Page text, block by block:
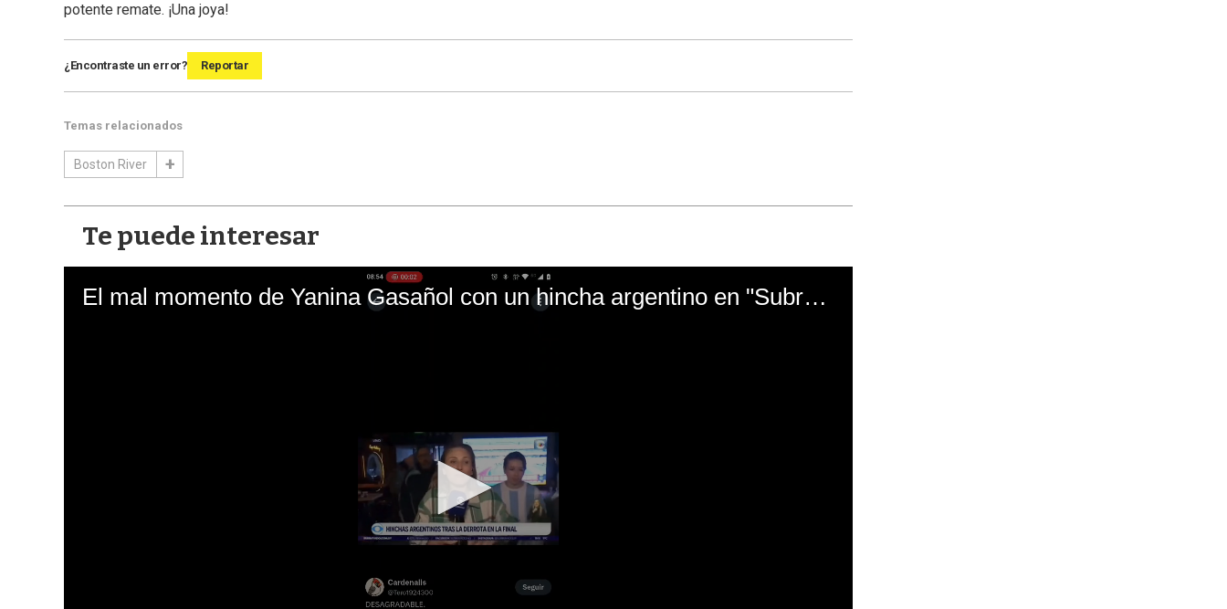
potente remate. ¡Una joya!
¿Encontraste un error? Reportar
Temas relacionados
Boston River
Te puede interesar
El mal momento de Yanina Gasañol con un hincha argentino en "Subrayado"